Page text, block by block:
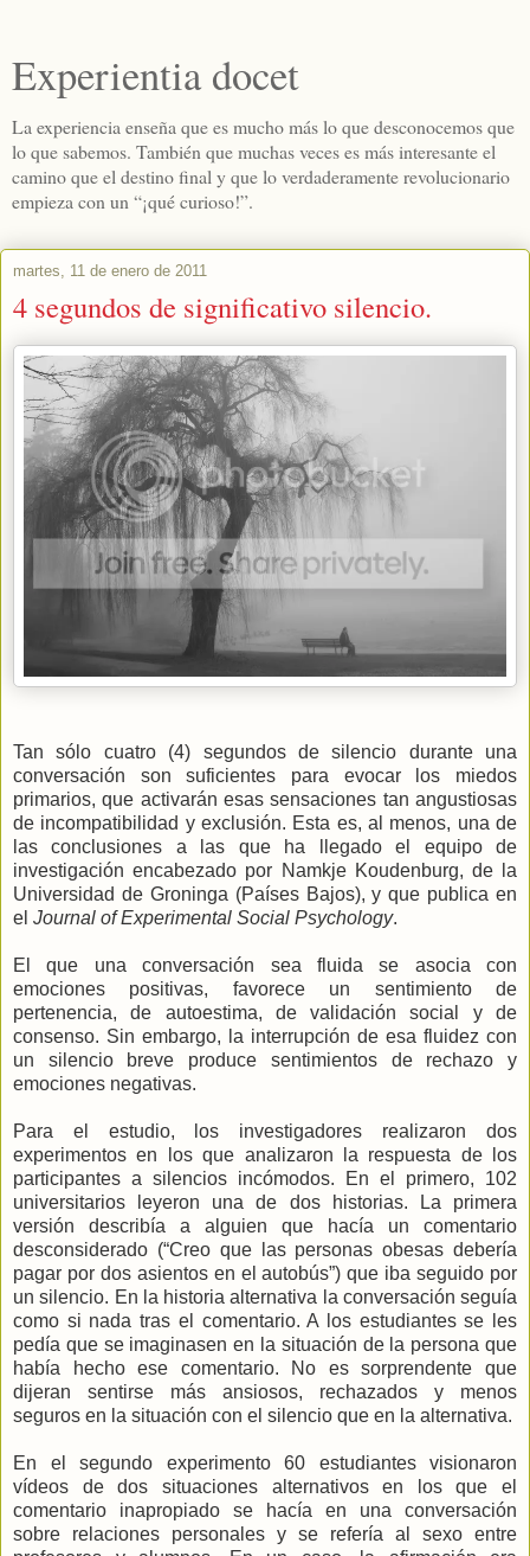
Experientia docet
La experiencia enseña que es mucho más lo que desconocemos que
lo que sabemos. También que muchas veces es más interesante el
camino que el destino final y que lo verdaderamente revolucionario
empieza con un “¡qué curioso!”.
martes, 11 de enero de 2011
4 segundos de significativo silencio.
Tan sólo cuatro (4) segundos de silencio durante una
conversación son suficientes para evocar los miedos
primarios, que activarán esas sensaciones tan angustiosas
de incompatibilidad y exclusión. Esta es, al menos, una de
las conclusiones a las que ha llegado el equipo de
investigación encabezado por Namkje Koudenburg, de
la
Universidad de Groninga (Países Bajos), y que publica en
el Journal of Experimental Social Psychology.
El que una conversación sea fluida se asocia con
emociones positivas, favorece un sentimiento de
pertenencia, de autoestima, de validación social y de
consenso. Sin embargo, la interrupción de esa fluidez con
un silencio breve produce sentimientos de rechazo y
emociones negativas.
Para el estudio, los investigadores realizaron dos
experimentos en los que analizaron la respuesta de los
participantes a silencios incómodos. En el primero, 102
universitarios leyeron una de dos historias. La primera
versión describía a alguien que hacía un comentario
desconsiderado (“Creo que las personas obesas debería
pagar por dos asientos en el autobús”) que iba seguido por
un silencio. En la historia alternativa la conversación seguía
como si nada tras el comentario. A los estudiantes se les
pedía que se imaginasen en la situación de la persona que
había hecho ese comentario. No es sorprendente que
dijeran sentirse más ansiosos, rechazados y menos
seguros en la situación con el silencio que en la alternativa.
En el segundo experimento 60 estudiantes visionaron
vídeos de dos situaciones alternativos en los que el
comentario inapropiado se hacía en una conversación
sobre relaciones personales y se refería al sexo entre